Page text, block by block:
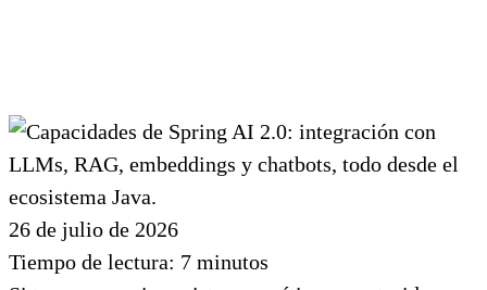
26 de julio de 2026
Tiempo de lectura: 7 minutos